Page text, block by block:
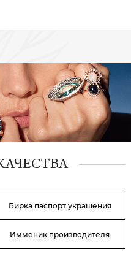
Бирка паспорт украшения
Имменик производителя